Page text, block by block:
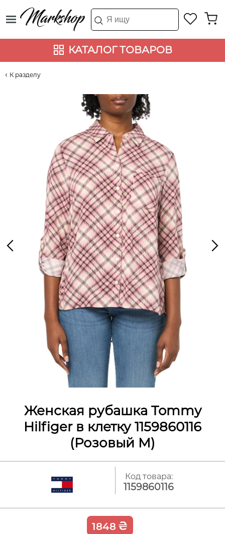
КАТАЛОГ ТОВАРОВ
К разделу
Женская рубашка Tommy
Hilfiger в клетку 1159860116
(Розовый M)
Код товара:
1159860116
1848 ₴